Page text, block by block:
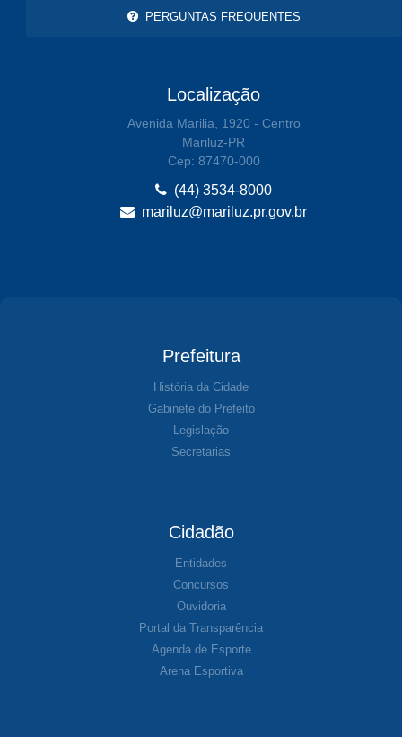
PERGUNTAS FREQUENTES
Localização
Avenida Marilia, 1920 - Centro
Mariluz-PR
Cep: 87470-000
(44) 3534-8000
mariluz@mariluz.pr.gov.br
Prefeitura
História da Cidade
Gabinete do Prefeito
Legislação
Secretarias
Cidadão
Entidades
Concursos
Ouvidoria
Portal da Transparência
Agenda de Esporte
Arena Esportiva